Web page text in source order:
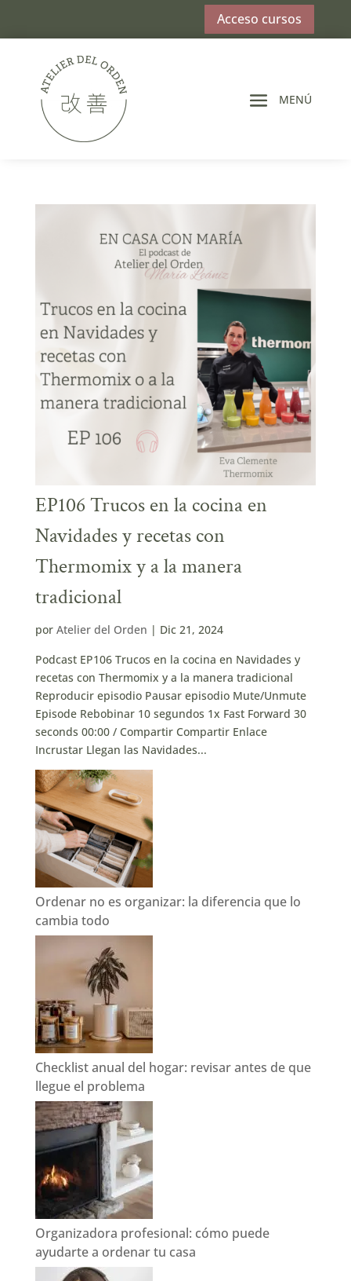
Acceso cursos
EP106 Trucos en la cocina en
Navidades y recetas con
Thermomix y a la manera
tradicional
por Atelier del Orden | Dic 21, 2024
Podcast EP106 Trucos en la cocina en Navidades y
recetas con Thermomix y a la manera tradicional
Reproducir episodio Pausar episodio Mute/Unmute
Episode Rebobinar 10 segundos 1x Fast Forward 30
seconds 00:00 / Compartir Compartir Enlace
Incrustar Llegan las Navidades...
Ordenar no es organizar: la diferencia que lo
cambia todo
Checklist anual del hogar: revisar antes de que
llegue el problema
Organizadora profesional: cómo puede
ayudarte a ordenar tu casa